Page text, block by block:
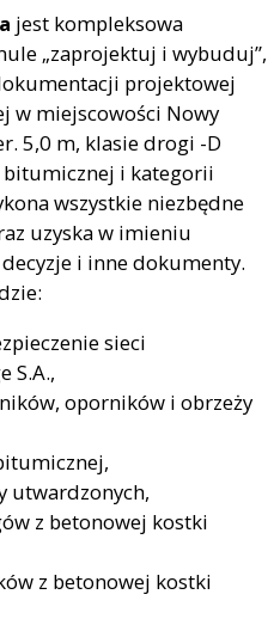
jest kompleksowa
„zaprojektuj i wybuduj”,
projektowej
w miejscowości Nowy
5,0 m, klasie drogi -D
i kategorii
wszystkie niezbędne
uzyska w imieniu
i inne dokumenty.
sieci
S.A.,
oporników i obrzeży
utwardzonych,
z betonowej kostki
z betonowej kostki